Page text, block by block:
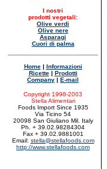
I nostri
prodotti vegetali:
Olive verdi
Olive nere
Asparagi
Cuori di palma
Home| Informazioni
Ricette| Prodotti
Company | E-mail
Copyright 1998-2003
Stella Alimentari
Foods Import Since 1935
Via Ticino 54
20098 San Giuliano Mil. Italy
Ph. + 39.02.98284304
Fax + 39.02.9881001
Email: stella@stellafoods.com
http://www.stellafoods.com